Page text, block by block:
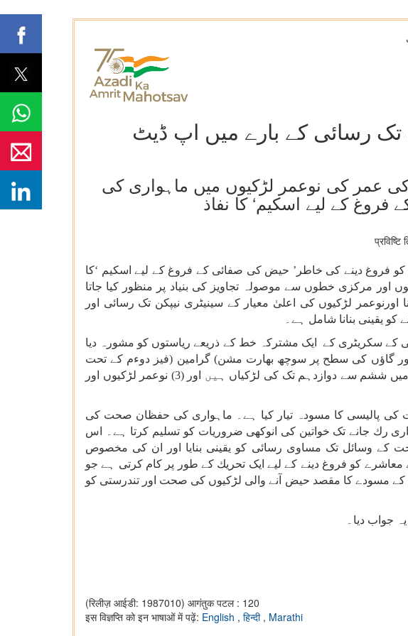
رسائی کے بارے میں اپ ڈیٹ
بہبود کی وزارت كی طرف سے 10-19 سال کی عمر کی نوعمر لڑکیوں میں ماہواری کی
کے لیے اسکیم‘ کا نفاذ
کو فروغ دینے کی خاطر ’ حیض کی صفائی کے فروغ کے لیے اسکیم ‘کا
اور مركزی خطوں سے موصولہ تجاویز کی بنیاد پر منظور کیا جاتا
اورنوعمر لڑکیوں کی اعلیٰ معیار کے سینیٹری نیپکن تک رسائی
اور
کو یقینی بنانا شامل ہے۔
كے سكریٹری کے ایک مشترکہ خط کے ذریعے ریاستوں کو مشورہ دیا
اور گاؤں کی سطح پر سوچھ بھارت مشن(گرامین )فیز دوءم کے تحت
میں ششم سے دوازدہم تک کی لڑکیاں ہیں اور (3) نوعمر لڑکیوں
اور
کی پالیسی کا مسودہ تیار کیا ہے۔ ماہواری کی حفظان صحت کی
رك جانے تک خواتین کی انوکھی ضروریات کو تسلیم کرتا ہے۔
اس
کے وسائل تک مساوی رسائی کو یقینی بنایا اور ان کی مخصوص
معاشرے کو فروغ دینے کے لیے ایک تحریك کے طور پر کام کرتی ہے جو
کے مسودے کا مقصد حیض آنے والی لڑكیوں کی صحت اور تندرستی كو
یہ جواب دیا۔
(रिलीज़ आईडी: 1987010) आगंतुक पटल : 120
इस विज्ञप्ति को इन भाषाओं में पढ़ें: English , हिन्दी , Marathi